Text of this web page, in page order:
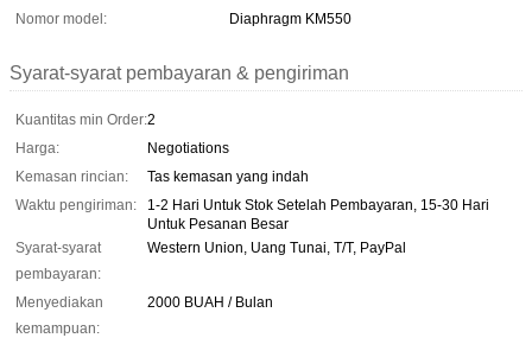
Nomor model:
Diaphragm KM550
Syarat-syarat pembayaran & pengiriman
Kuantitas min Order:2
Harga:
Negotiations
Kemasan rincian:
Tas kemasan yang indah
Waktu pengiriman:
1-2 Hari Untuk Stok Setelah Pembayaran, 15-30 Hari
Untuk Pesanan Besar
Syarat-syarat
pembayaran:
Western Union, Uang Tunai, T/T, PayPal
Menyediakan
kemampuan:
2000 BUAH / Bulan